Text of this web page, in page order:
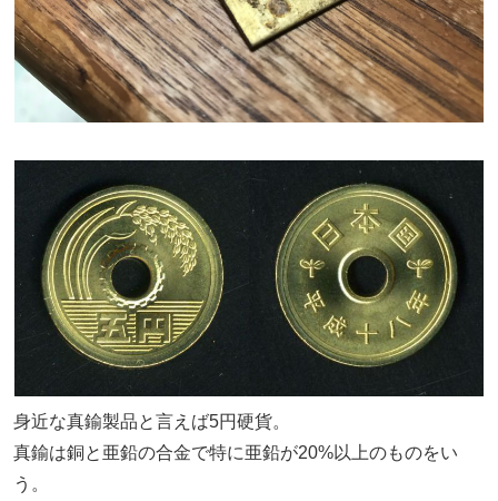
身近な真鍮製品と言えば5円硬貨。
真鍮は銅と亜鉛の合金で特に亜鉛が20%以上のものをい
う。